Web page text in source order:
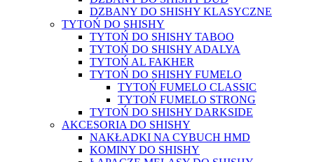
DZBANY DO SHISHY KLASYCZNE
TYTOŃ DO SHISHY
TYTOŃ DO SHISHY TABOO
TYTOŃ DO SHISHY ADALYA
TYTOŃ AL FAKHER
TYTOŃ DO SHISHY FUMELO
TYTOŃ FUMELO CLASSIC
TYTOŃ FUMELO STRONG
TYTOŃ DO SHISHY DARKSIDE
AKCESORIA DO SHISHY
NAKŁADKI NA CYBUCH HMD
KOMINY DO SHISHY